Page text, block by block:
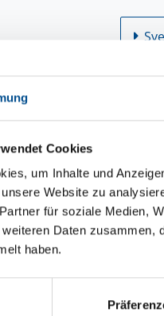
Cookies
um Inhalte und
Website zu
für soziale Medien,
Daten zusammen,
haben.